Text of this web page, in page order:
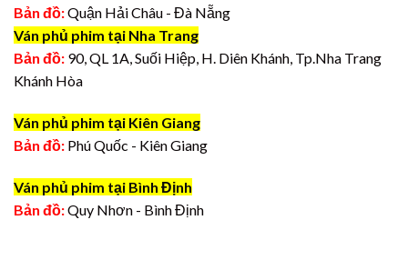
Bản đồ:Quận Hải Châu - Đà Nẵng
Ván phủ phim tại Nha Trang
Bản đồ: 90, QL 1A, Suối Hiệp, H. Diên Khánh, Tp.Nha Trang
Khánh Hòa
Ván phủ phim tại Kiên Giang
Bản đồ: Phú Quốc - Kiên Giang
Ván phủ phim tại Bình Định
Bản đồ:Quy Nhơn - Bình Định